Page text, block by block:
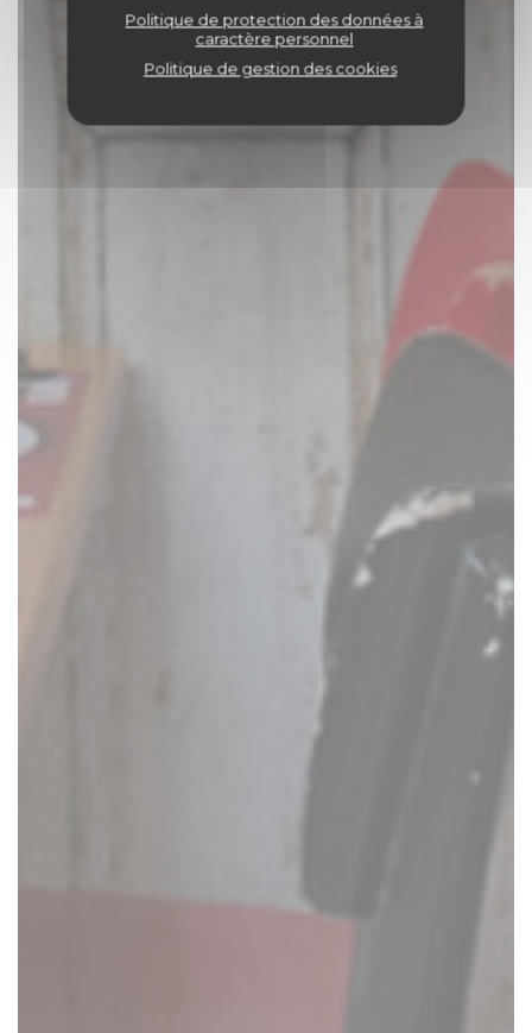
Politique de protection des données à
caractère personnel
Politique de gestion des cookies